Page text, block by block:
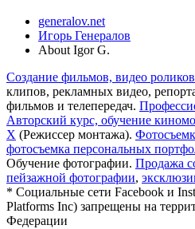
generalov.net
Игорь Генералов
About Igor G.
Создание фильмов, видео роликов
клипов, рекламных видео,
фильмов и телепередач.
Авторский курс, обучение
X (Режиссер монтажа).
фотосъемка персональных
Обучение фотографии. Продажа
пейзажной фотографии,
* Cоциальные сети Facebook и
Platforms Inc) запрещены на
Федерации